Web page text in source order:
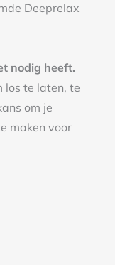
Deeprelax
nodig heeft.
los te laten, te
om je
maken voor